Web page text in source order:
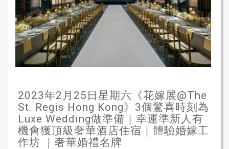
2023年2月25日星期六《花嫁展@The
St. Regis Hong Kong》3個驚喜時刻為
Luxe Wedding做準備｜幸運準新人有
機會獲頂級奢華酒店住宿｜體驗婚嫁工
作坊 ｜奢華婚禮名牌